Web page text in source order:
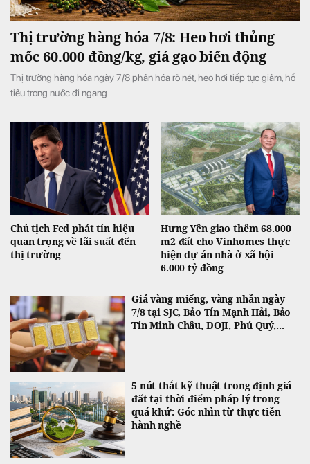
Thị trường hàng hóa 7/8: Heo hơi thủng
mốc 60.000 đồng/kg, giá gạo biến động
Thị trường hàng hóa ngày 7/8 phân hóa rõ nét, heo hơi tiếp tục giảm, hồ
tiêu trong nước đi ngang
Chủ tịch Fed phát tín hiệu
quan trọng về lãi suất đến
thị trường
Hưng Yên giao thêm 68.000
m2 đất cho Vinhomes thực
hiện dự án nhà ở xã hội
6.000 tỷ đồng
Giá vàng miếng, vàng nhẫn ngày
7/8 tại SJC, Bảo Tín Mạnh Hải, Bảo
Tín Minh Châu, DOJI, Phú Quý,...
5 nút thắt kỹ thuật trong định giá
đất tại thời điểm pháp lý trong
quá khứ: Góc nhìn từ thực tiễn
hành nghề